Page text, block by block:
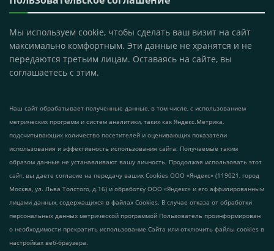
Мы используем cookie, чтобы сделать ваш визит на сайт
максимально комфортным. Эти данные не хранятся и не
передаются третьим лицам. Оставаясь на сайте, вы
соглашаетесь с этим.
Наш сайт обрабатывает полученные данные, в том числе, с использованием
метрических программ и систем аналитики, таких как Яндекс.Метрика,
подсчитывающих количество посетителей и оценивающих показатели
использования и эффективность использования сайта. Получаемые таким
образом данные не устанавливают вашу личность. Продолжая использовать этот
сайт, вы даете согласие на передачу ваших Cookies ООО «Яндекс» (119021, город
Москва, ул. Льва Толстого, д.16) и обработку ООО «Яндекс» и его аффилированным
лицами данных, содержащихся в файлах Cookies. В случае отказа от обработки
персональных данных метрической программой Пользователь проинформирован
о необходимости прекратить использование Сайта или отключить файлы cookies в
настройках веб-браузера.